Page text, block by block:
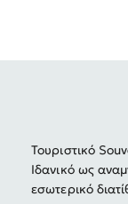
Τουριστικό
Ιδανικό ως
εσωτερικό